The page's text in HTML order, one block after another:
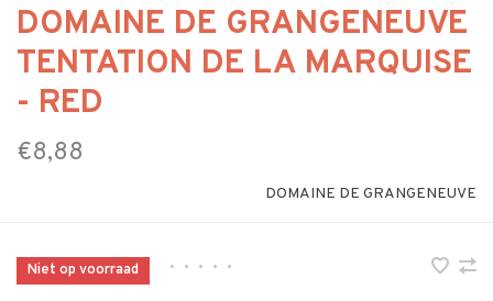
DOMAINE DE GRANGENEUVE
TENTATION DE LA MARQUISE
- RED
€8,88
DOMAINE DE GRANGENEUVE
Niet op voorraad • • • • •